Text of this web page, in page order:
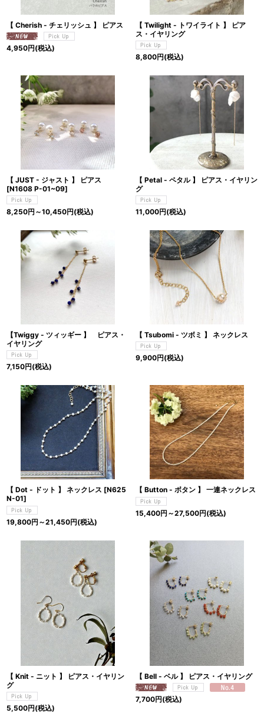
【 Cherish - チェリッシュ 】 ピアス
4,950円(税込)
【 Twilight - トワイライト 】 ピア
ス・イヤリング
8,800円(税込)
【 JUST - ジャスト 】 ピアス
[N1608 P-01~09]
8,250円 ～10,450円(税込)
【 Petal - ペタル 】 ピアス・イヤリン
グ
11,000円(税込)
【Twiggy - ツィッギー 】 ピアス・
イヤリング
7,150円(税込)
【 Tsubomi - ツボミ 】 ネックレス
9,900円(税込)
【 Dot - ドット 】 ネックレス [N625
N-01]
19,800円 ～21,450円(税込)
【 Button - ボタン 】 一連ネックレス
15,400円 ～27,500円(税込)
【 Knit - ニット 】 ピアス・イヤリン
グ
5,500円(税込)
【 Bell - ベル 】 ピアス・イヤリング
7,700円(税込)